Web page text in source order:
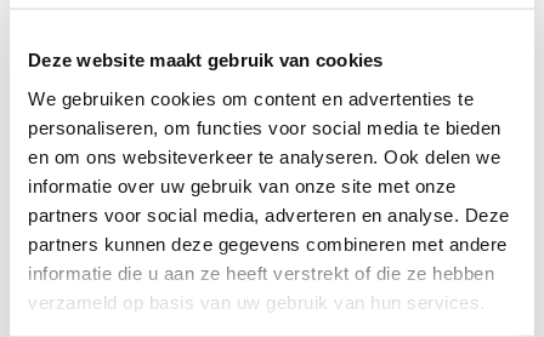
Deze website maakt gebruik van cookies
We gebruiken cookies om content en advertenties te
personaliseren, om functies voor social media te bieden
en om ons websiteverkeer te analyseren. Ook delen we
informatie over uw gebruik van onze site met onze
partners voor social media, adverteren en analyse. Deze
partners kunnen deze gegevens combineren met andere
informatie die u aan ze heeft verstrekt of die ze hebben
verzameld op basis van uw gebruik van hun services.
E-mail
felicia@gagel.nl
Website
www.gagel.nl
Adres